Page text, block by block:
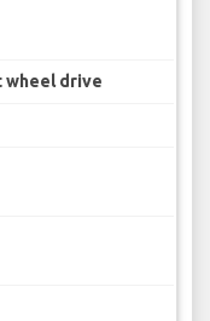
wheel drive